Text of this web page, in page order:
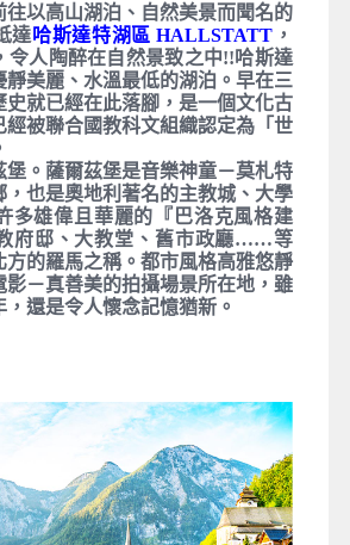
往以高山湖泊、自然美景而聞名的
達哈斯達特湖區 HALLSTATT ，
令人陶醉在自然景致之中!!哈斯達
靜美麗、水溫最低的湖泊。早在三
史就已經在此落腳，是一個文化古
經被聯合國教科文組織認定為「世
堡。薩爾茲堡是音樂神童－莫札特
，也是奧地利著名的主教城、大學
多雄偉且華麗的『巴洛克風格建
府邸、大教堂、舊市政廳……等
方的羅馬之稱。都市風格高雅悠靜
影－真善美的拍攝場景所在地，雖
還是令人懷念記憶猶新。